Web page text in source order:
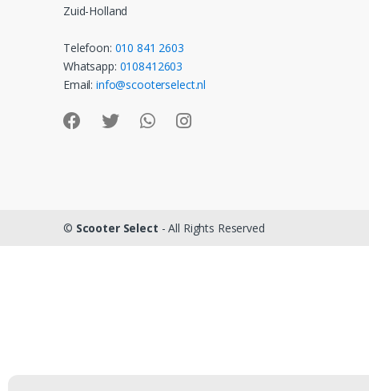
Zuid-Holland
Telefoon: 010 841 2603
Whatsapp: 0108412603
Email:info@scooterselect.nl
© Scooter Select - All Rights Reserved